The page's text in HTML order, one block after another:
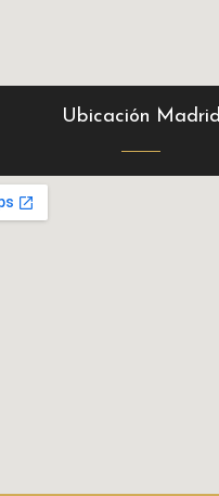
Ubicación Madrid